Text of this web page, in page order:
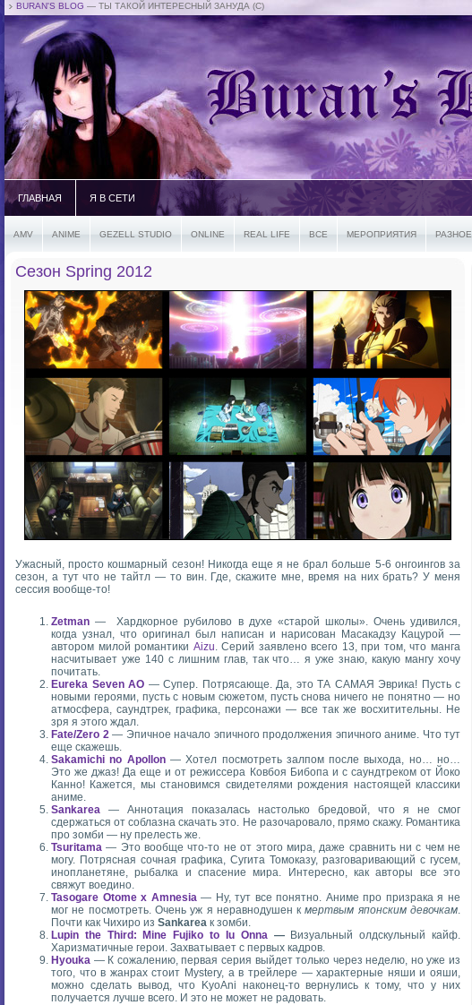
BURAN'S BLOG — ТЫ ТАКОЙ ИНТЕРЕСНЫЙ ЗАНУДА (С)
ГЛАВНАЯ Я В СЕТИ
AMV ANIME GEZELL STUDIO ONLINE REAL LIFE ВСЕ МЕРОПРИЯТИЯ РАЗНОЕ
Сезон Spring 2012
Ужасный, просто кошмарный сезон! Никогда еще я не брал больше 5-6 онгоингов за
сезон, а тут что не тайтл — то вин. Где, скажите мне, время на них брать? У меня
сессия вообще-то!
Zetman — Хардкорное рубилово в духе «старой школы». Очень удивился,
когда узнал, что оригинал был написан и нарисован Масакадзу Кацурой —
автором милой романтики Aizu. Серий заявлено всего 13, при том, что манга
насчитывает уже 140 с лишним глав, так что… я уже знаю, какую мангу хочу
почитать.
Eureka Seven AO — Супер. Потрясающе. Да, это ТА САМАЯ Эврика! Пусть с
новыми героями, пусть с новым сюжетом, пусть снова ничего не понятно — но
атмосфера, саундтрек, графика, персонажи — все так же восхитительны. Не
зря я этого ждал.
Fate/Zero 2— Эпичное начало эпичного продолжения эпичного аниме. Что тут
еще скажешь.
Sakamichi no Apollon— Хотел посмотреть залпом после выхода, но… но…
Это же джаз! Да еще и от режиссера Ковбоя Бибопа и с саундтреком от Йоко
Канно! Кажется, мы становимся свидетелями рождения настоящей классики
аниме.
Sankarea — Аннотация показалась настолько бредовой, что я не смог
сдержаться от соблазна скачать это. Не разочаровало, прямо скажу. Романтика
про зомби — ну прелесть же.
Tsuritama — Это вообще что-то не от этого мира, даже сравнить ни с чем не
могу. Потрясная сочная графика, Сугита Томоказу, разговаривающий с гусем,
инопланетяне, рыбалка и спасение мира. Интересно, как авторы все это
свяжут воедино.
Tasogare Otome x Amnesia— Ну, тут все понятно. Аниме про призрака я не
мог не посмотреть. Очень уж я неравнодушен кмертвым японским девочкам.
Почти как Чихиро из Sankarea к зомби.
Lupin the Third: Mine Fujiko to Iu Onna— Визуальный олдскульный кайф.
Харизматичные герои. Захватывает с первых кадров.
Hyouka — К сожалению, первая серия выйдет только через неделю, но уже из
того, что в жанрах стоит Mystery, а в трейлере — характерные няши и ояши,
можно сделать вывод, что KyoAni наконец-то вернулись к тому, что у них
получается лучше всего. И это не может не радовать.